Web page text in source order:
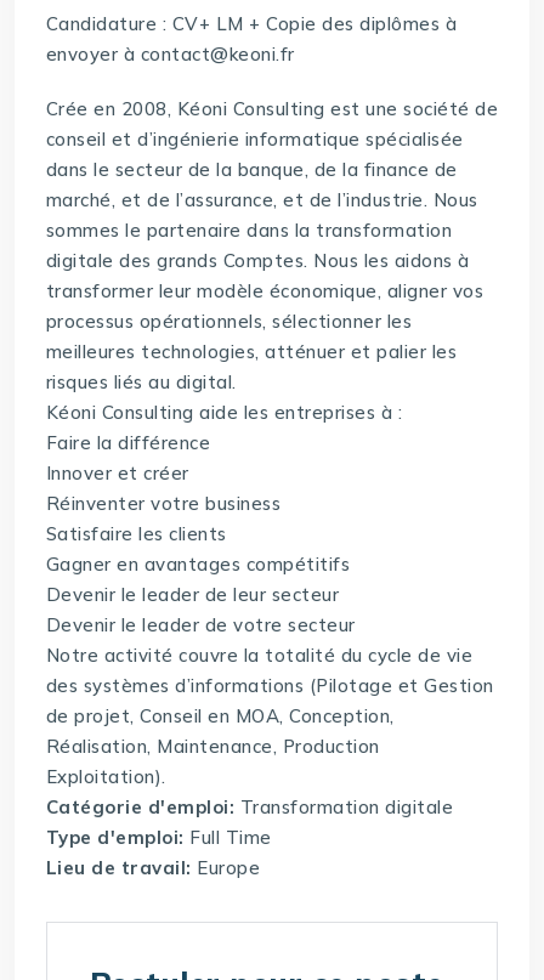
Candidature : CV+ LM + Copie des diplômes à
envoyer à contact@keoni.fr
Crée en 2008, Kéoni Consulting est une société de
conseil et d’ingénierie informatique spécialisée
dans le secteur de la banque, de la finance de
marché, et de l’assurance, et de l’industrie. Nous
sommes le partenaire dans la transformation
digitale des grands Comptes. Nous les aidons à
transformer leur modèle économique, aligner vos
processus opérationnels, sélectionner les
meilleures technologies, atténuer et palier les
risques liés au digital.
Kéoni Consulting aide les entreprises à :
Faire la différence
Innover et créer
Réinventer votre business
Satisfaire les clients
Gagner en avantages compétitifs
Devenir le leader de leur secteur
Devenir le leader de votre secteur
Notre activité couvre la totalité du cycle de vie
des systèmes d’informations (Pilotage et Gestion
de projet, Conseil en MOA, Conception,
Réalisation, Maintenance, Production
Exploitation).
Catégorie d'emploi: Transformation digitale
Type d'emploi: Full Time
Lieu de travail: Europe